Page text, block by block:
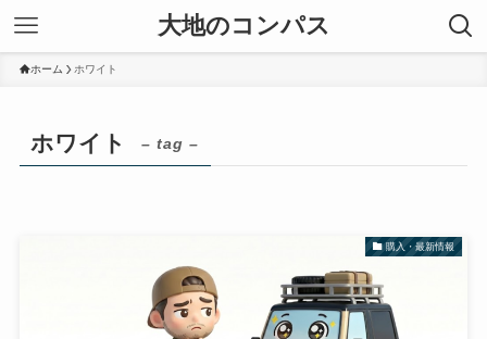
大地のコンパス
ホーム ホワイト
ホワイト – tag –
購入・最新情報